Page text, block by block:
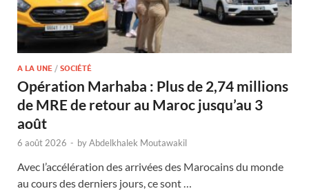
A LA UNE / SOCIÉTÉ
Opération Marhaba : Plus de 2,74 millions
de MRE de retour au Maroc jusqu’au 3
août
6 août 2026 - byAbdelkhalek Moutawakil
Avec l’accélération des arrivées des Marocains du monde
au cours des derniers jours, ce sont …